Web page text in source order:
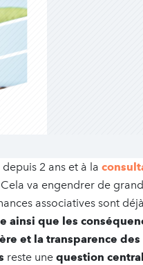
2 ans et à la
va engendrer de
associatives sont déjà
ainsi que les
et la transparence des
reste une question